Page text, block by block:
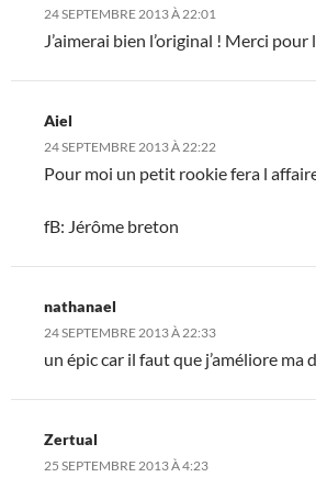
24 SEPTEMBRE 2013 À 22:01
J’aimerai bien l’original ! Merci pour
Aiel
24 SEPTEMBRE 2013 À 22:22
Pour moi un petit rookie fera l
fB: Jérôme breton
nathanael
24 SEPTEMBRE 2013 À 22:33
un épic car il faut que j’améliore ma
Zertual
25 SEPTEMBRE 2013 À 4:23